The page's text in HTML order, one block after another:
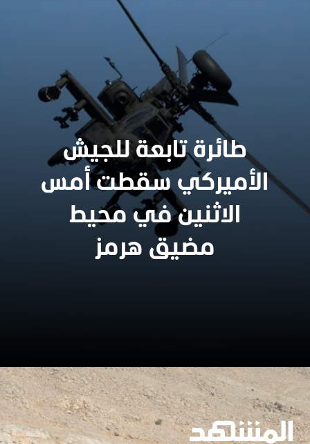
طائرة تابعة للجيش
الأميركي سقطت أمس
الاثنين في محيط
مضيق هرمز